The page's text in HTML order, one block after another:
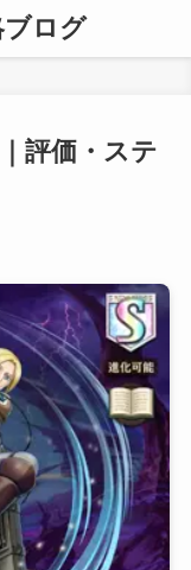
ログ
評価・ステ